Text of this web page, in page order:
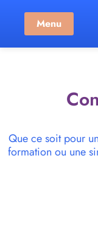
Menu
Que ce soit pour
formation ou une